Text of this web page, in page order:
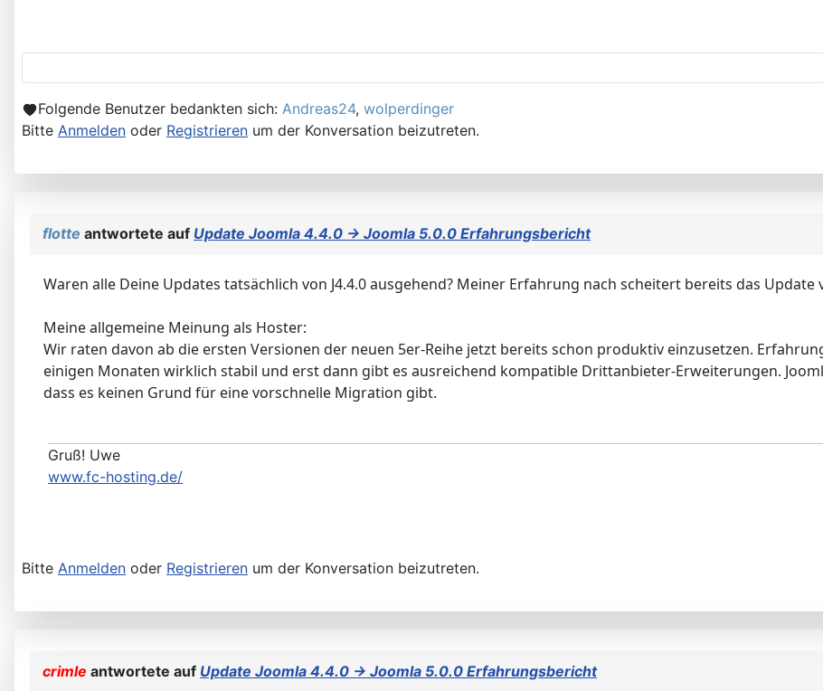
Folgende Benutzer bedankten sich: Andreas24, wolperdinger
Bitte Anmelden oder Registrieren um der Konversation beizutreten.
flotte antwortete auf Update Joomla 4.4.0 -> Joomla 5.0.0 Erfahrungsbericht
Waren alle Deine Updates tatsächlich von J4.4.0 ausgehend? Meiner Erfahrung nach scheitert bereits das Update
Meine allgemeine Meinung als Hoster:
Wir raten davon ab die ersten Versionen der neuen 5er-Reihe jetzt bereits schon produktiv einzusetzen.
einigen Monaten wirklich stabil und erst dann gibt es ausreichend kompatible Drittanbieter-Erweiterungen.
dass es keinen Grund für eine vorschnelle Migration gibt.
Gruß! Uwe
www.fc-hosting.de/
Bitte Anmelden oder Registrieren um der Konversation beizutreten.
crimle antwortete auf Update Joomla 4.4.0 -> Joomla 5.0.0 Erfahrungsbericht